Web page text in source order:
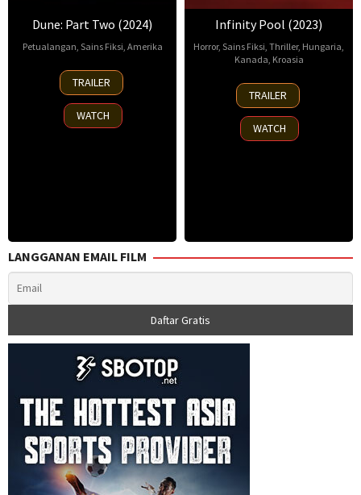
Dune: Part Two (2024)
Petualangan Sains Fiksi Amerika
27
Feb
2024
Denis
Villeneuve
George
Max
Tarik
Afifi,
Toby
TRAILER
WATCH
Infinity Pool (2023)
Horror, Sains Fiksi Thriller, Hungaria
Kanada Kroasia
27
Jan
2023
Brandon
Cronenberg
Rob
Cotterill
TRAILER
WATCH
LANGGANAN EMAIL FILM